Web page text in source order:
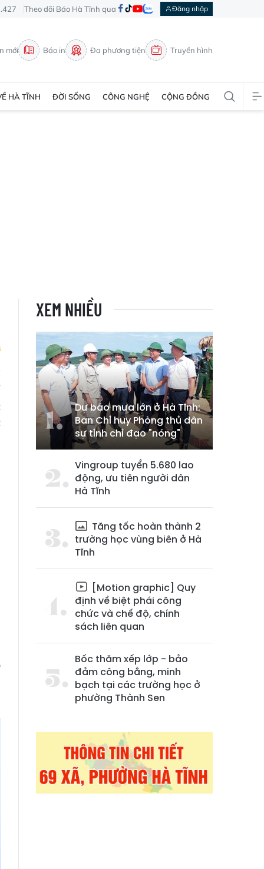
Theo dõi Báo Hà Tĩnh qua Đăng nhập
mới Báo in Đa phương tiện Truyền hình
HÀ TĨNH ĐỜI SỐNG CÔNG NGHỆ CỘNG ĐỒNG
XEM NHIỀU
Dự báo mưa lớn ở Hà Tĩnh:
Ban Chỉ huy Phòng thủ dân
sự tỉnh chỉ đạo "nóng"
Vingroup tuyển 5.680 lao
động, ưu tiên người dân
Hà Tĩnh
Tăng tốc hoàn thành 2
trường học vùng biên ở Hà
Tĩnh
[Motion graphic] Quy
định về biệt phái công
chức và chế độ, chính
sách liên quan
Bốc thăm xếp lớp - bảo
đảm công bằng, minh
bạch tại các trường học ở
phường Thành Sen